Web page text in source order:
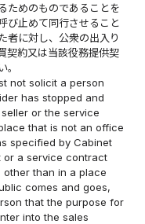
ためのものであることを
び止めて同行させること
者に対し、公衆の出入り
契約又は当該役務提供契
。
not solicit a person
has stopped and
or the service
that is not an office
specified by Cabinet
or a service contract
than in a place
comes and goes,
that the purpose for
into the sales